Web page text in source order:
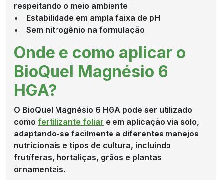
respeitando o meio ambiente
• Estabilidade em ampla faixa de pH
• Sem nitrogênio na formulação
Onde e como aplicar o
BioQuel Magnésio 6
HGA?
O BioQuel Magnésio 6 HGA pode ser utilizado
como fertilizante foliar e em aplicação via solo,
adaptando-se facilmente a diferentes manejos
nutricionais e tipos de cultura, incluindo
frutíferas, hortaliças, grãos e plantas
ornamentais.